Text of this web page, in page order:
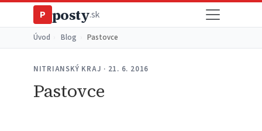
P posty.sk
Úvod Blog Pastovce
NITRIANSKÝ KRAJ · 21. 6. 2016
Pastovce